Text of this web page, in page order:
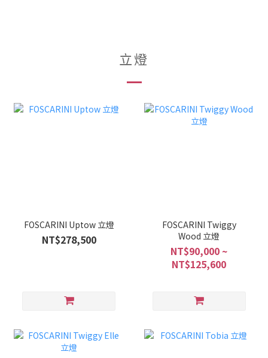
立燈
FOSCARINI Uptow 立燈
NT$278,500
FOSCARINI Twiggy
Wood 立燈
NT$90,000 ~
NT$125,600